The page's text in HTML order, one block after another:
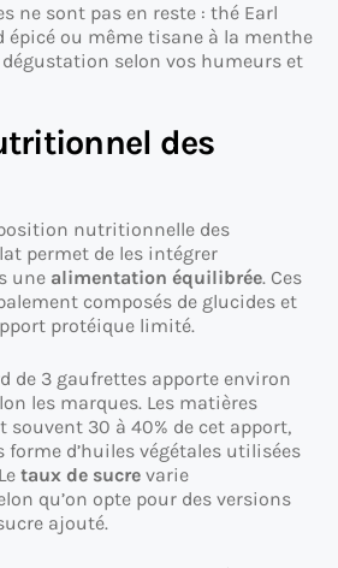
ne sont pas en reste : thé Earl
épicé ou même tisane à la menthe
selon vos humeurs et
des
nutritionnelle des
permet de les intégrer
une alimentation équilibrée. Ces
composés de glucides et
protéique limité.
de 3 gaufrettes apporte environ
les marques. Les matières
souvent 30 à 40% de cet apport,
d’huiles végétales utilisées
taux de sucre varie
qu’on opte pour des versions
ajouté.